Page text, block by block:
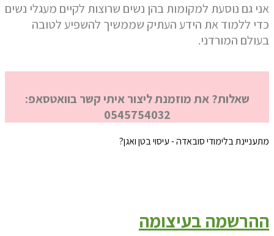
אני גם נוסעת למקומות בהן נשים שרוצות לקיים מעגלי נשים
כדי ללמוד את הידע העתיק שממשיך להשפיע לטובה
בעולם המורדני.
שאלות? את מוזמנת ליצור איתי קשר בוואטסאפ:
0545754032
מתעניינת בלימודי סובאדה - עיסוי בטן ואגן?
ההרשמה בעיצומה